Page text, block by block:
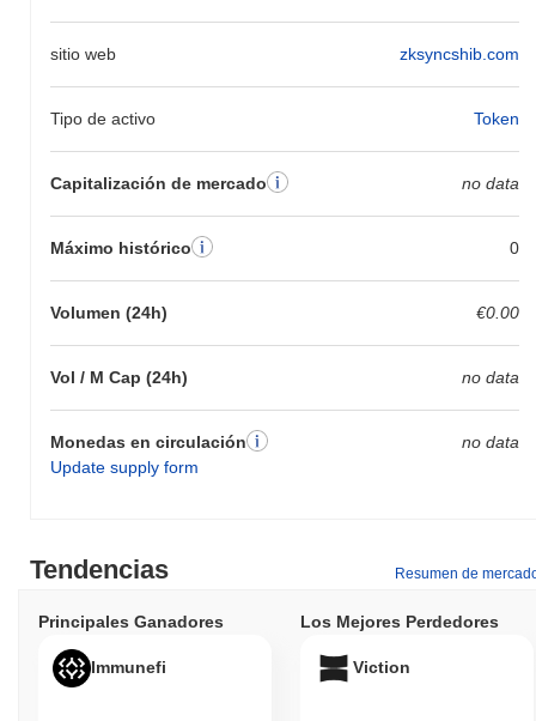
sitio web zksyncshib.com
Tipo de activo Token
Capitalización de mercado no data
Máximo histórico 0
Volumen (24h) €0.00
Vol / M Cap (24h) no data
Monedas en circulación
Update supply form
no data
Tendencias Resumen de
Principales Ganadores
Immunefi
Los Mejores Perdedores
Viction